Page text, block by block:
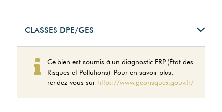
CLASSES DPE/GES
dépenses annuelles
d'énergie pour un usage
standard entre 2620€ et
Ce bien est soumis à un diagnostic ERP (État des
Risques et Pollutions). Pour en savoir plus,
rendez-vous sur https://www.georisques.gouv.fr/